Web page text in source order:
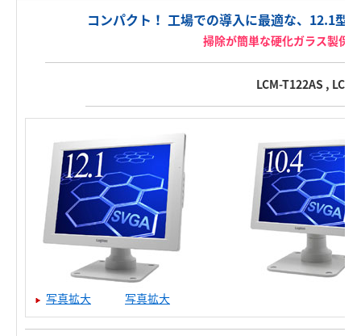
コンパクト！ 工場での導入に最適な、12.1型
掃除が簡単な硬化ガラス製保
LCM-T122AS ,
写真拡大 写真拡大